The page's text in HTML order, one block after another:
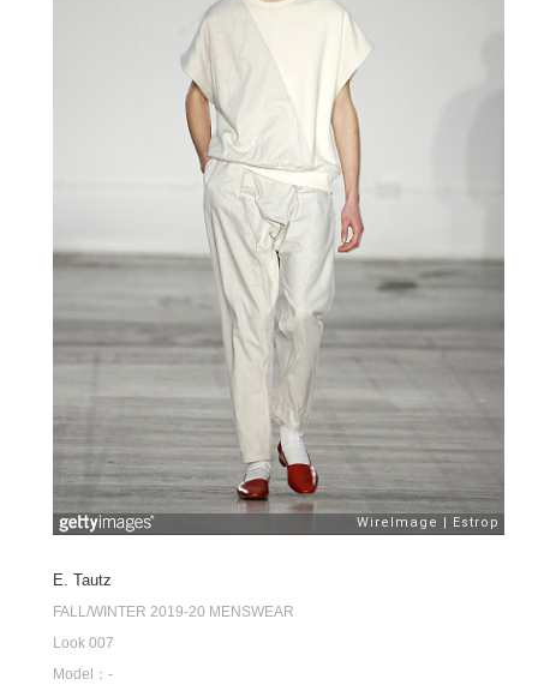
E. Tautz
FALL/WINTER 2019-20 MENSWEAR
Look 007
Model：-